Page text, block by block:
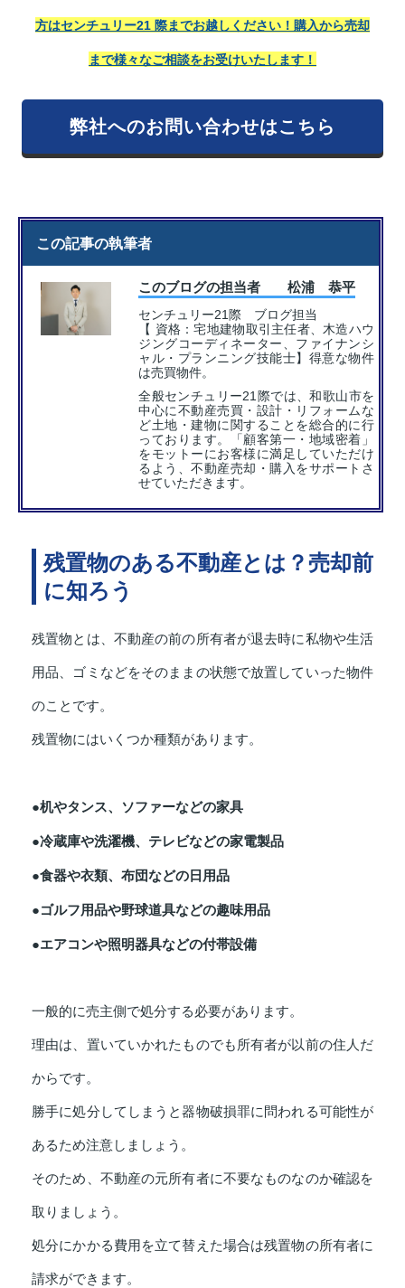
方はセンチュリー21 際までお越しください！ 購入から売却
まで様々なご相談をお受けいたします！
弊社へのお問い合わせはこちら
この記事の執筆者
このブログの担当者 松浦 恭平
センチュリー21際 ブログ担当
【 資格：宅地建物取引主任者、木造ハウ
ジングコーディネーター、ファイナンシ
ャル・プランニング技能士】得意な物件
は売買物件。
全般センチュリー21際では、和歌山市を
中心に不動産売買・設計・リフォームな
ど土地・建物に関することを総合的に行
っております。「顧客第一・地域密着」
をモットーにお客様に満足していただけ
るよう、不動産売却・購入をサポートさ
せていただきます。
残置物のある不動産とは？売却前
に知ろう
残置物とは、不動産の前の所有者が退去時に私物や生活
用品、ゴミなどをそのままの状態で放置していった物件
のことです。
残置物にはいくつか種類があります。
●机やタンス、ソファーなどの家具
●冷蔵庫や洗濯機、テレビなどの家電製品
●食器や衣類、布団などの日用品
●ゴルフ用品や野球道具などの趣味用品
●エアコンや照明器具などの付帯設備
一般的に売主側で処分する必要があります。
理由は、置いていかれたものでも所有者が以前の住人だ
からです。
勝手に処分してしまうと器物破損罪に問われる可能性が
あるため注意しましょう。
そのため、不動産の元所有者に不要なものなのか確認を
取りましょう。
処分にかかる費用を立て替えた場合は残置物の所有者に
請求ができます。